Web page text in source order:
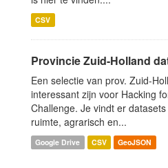
CSV
Provincie Zuid-Holland
Een selectie van prov. Zuid-
interessant zijn voor Hacking
Challenge. Je vindt er
ruimte, agrarisch en...
Google Drive CSV GeoJSON